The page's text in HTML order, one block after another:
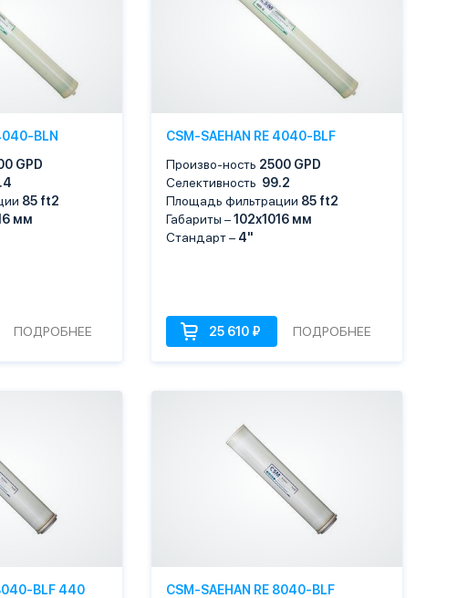
BLN
GPD
85 ft2
мм
ПОДРОБНЕЕ
CSM-SAEHAN RE 4040-BLF
Произво-ность 2500 GPD
Селективность 99.2
Площадь фильтрации 85 ft2
Габариты – 102х1016 мм
Стандарт – 4"
ПОДРОБНЕЕ
BLF 440
CSM-SAEHAN RE 8040-BLF